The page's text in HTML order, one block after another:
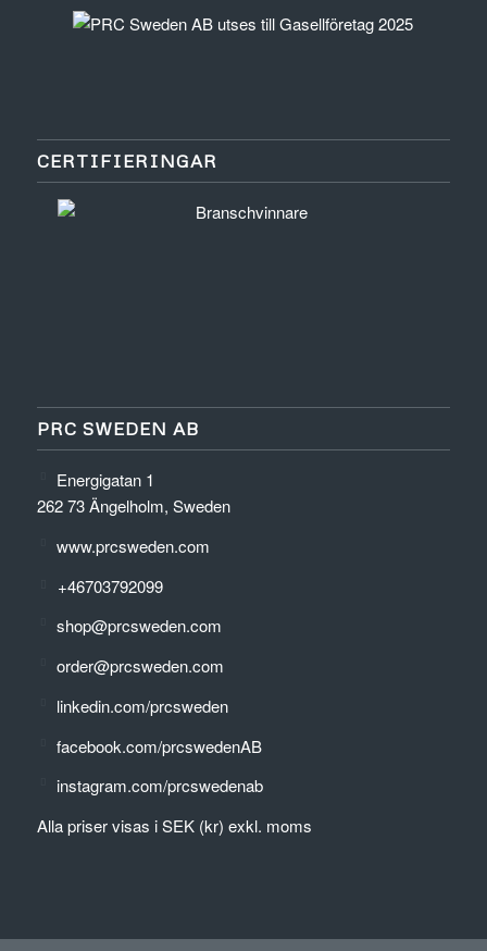
CERTIFIERINGAR
PRC SWEDEN AB
Energigatan 1
262 73 Ängelholm, Sweden
www.prcsweden.com
+46703792099
shop@prcsweden.com
order@prcsweden.com
linkedin.com/prcsweden
facebook.com/prcswedenAB
instagram.com/prcswedenab
Alla priser visas i SEK (kr) exkl. moms